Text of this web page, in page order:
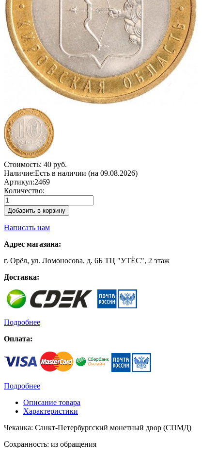
Стоимость: 40 руб.
Наличие:Есть в наличии (на 09.08.2026)
Артикул:2469
Количество:
Добавить в корзину
Написать нам
Адрес магазина:
г. Орёл, ул. Ломоносова, д. 6Б ТЦ "УТЁС", 2 этаж
Доставка:
Подробнее
Оплата:
Подробнее
Описание товара
Характеристики
Чеканка: Санкт-Петербургский монетный двор (СПМД)
Сохранность: из обращения